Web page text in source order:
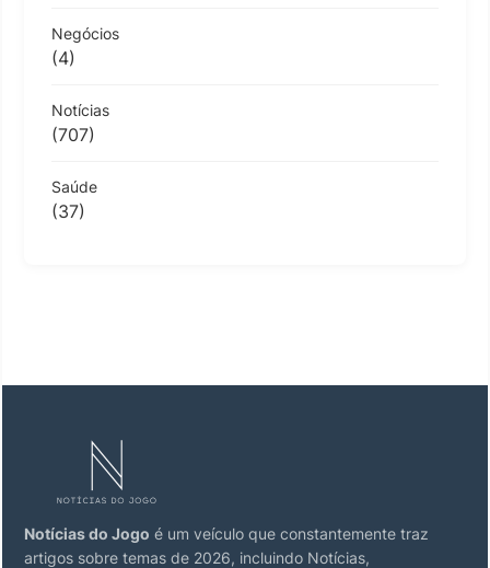
Negócios
(4)
Notícias
(707)
Saúde
(37)
Notícias do Jogo é um veículo que constantemente traz
artigos sobre temas de 2026, incluindo Notícias,